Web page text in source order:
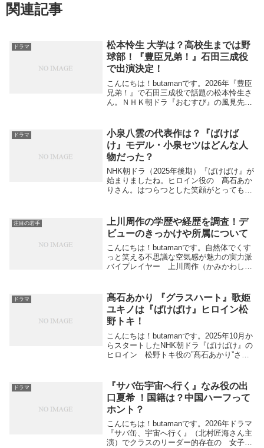
関連記事
ドラマ
松本怜生 大学は？高校生までは野
球部！『豊臣兄弟！』石田三成役
で出演決定！
こんにちは！butamanです。2026年『豊臣
兄弟！』で石田三成役で話題の松本怜生さ
ん。ＮＨＫ朝ドラ『おむすび』の風見先輩
若手俳優として注目度も上がってきていま
す...
ドラマ
小泉八雲の代表作は？『ばけば
け』モデル・小泉セツはどんな人
物だった？
NHK朝ドラ（2025年後期）『ばけばけ』が
始まりましたね。ヒロイン役の 髙石あか
りさん。はつらつとした笑顔がとっても可
キ” のモデルとなった人物は ”小泉セ
ツ”とい...
注目の若手
上川周作の学歴や経歴を調査！デ
ビューのきっかけや所属について
こんにちは！butamanです。自然体でくす
っと笑える不思議な空気感が魅力の実力派
バイプレイヤー 上川周作（かみかわしゅ
ました。今回は、上川周作さんの学歴や経
歴につ...
ドラマ
髙石あかり 『グラスハート』歌姫
ユキノは『ばけばけ』ヒロイン松
野トキ！
こんにちは！butamanです。2025年10月か
らスタートしたNHK朝ドラ『ばけばけ』の
ヒロイン 松野トキ役の”髙石あかり”さ
か 堂々とした風格がありますよね。2...
ドラマ
『サバ缶宇宙へ行く』なみ役の出
口夏希 ！国籍は？中国ハーフって
ホント？
こんにちは！butamanです。2026年ドラマ
『サバ缶、宇宙へ行く』（北村匠海さん主
演）でクラスのリーダー的存在の 女子高